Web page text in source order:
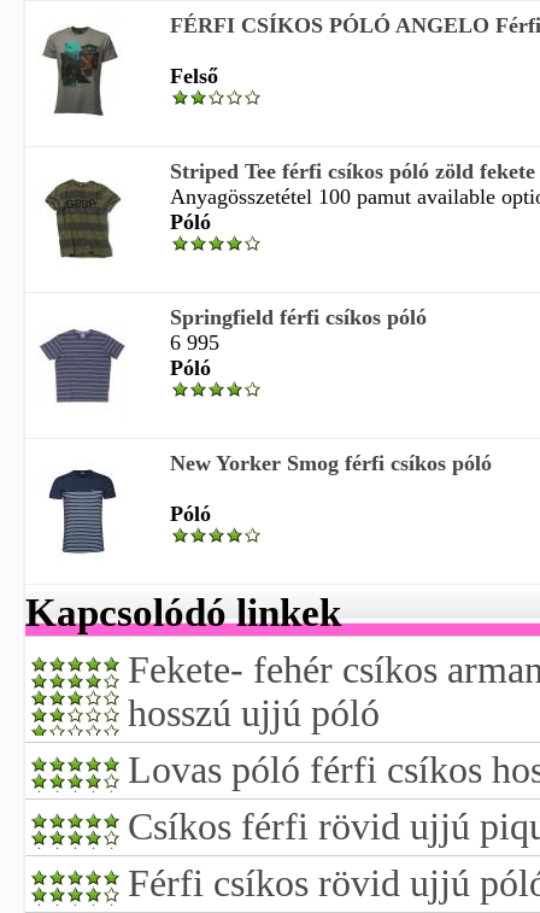
FÉRFI CSÍKOS PÓLÓ ANGELO
Felső
Striped Tee férfi csíkos póló zöld fekete
Anyagösszetétel 100 pamut available
Póló
Springfield férfi csíkos póló
6 995
Póló
New Yorker Smog férfi csíkos póló
Póló
Kapcsolódó linkek
Fekete- fehér csíkos
hosszú ujjú póló
Lovas póló férfi csíkos
Csíkos férfi rövid ujjú
Férfi csíkos rövid ujjú